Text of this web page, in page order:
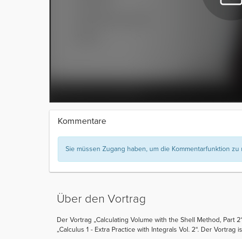
Kommentare
Sie müssen Zugang haben, um die Kommentarfunktion zu
Über den Vortrag
Der Vortrag „Calculating Volume with the Shell Method, Part
„Calculus 1 - Extra Practice with Integrals Vol. 2“. Der